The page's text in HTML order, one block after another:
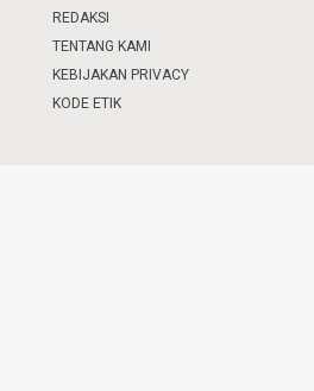
REDAKSI
TENTANG KAMI
KEBIJAKAN PRIVACY
KODE ETIK